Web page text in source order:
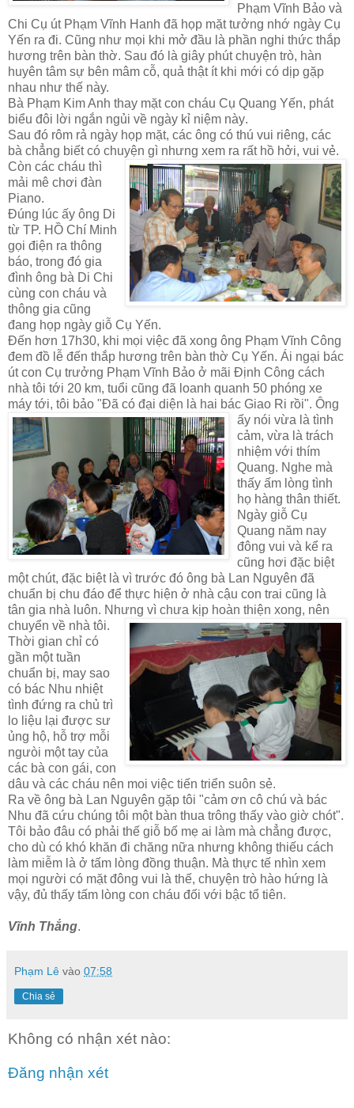
Phạm Vĩnh Bảo và
Chi Cụ út Phạm Vĩnh Hanh đã họp mặt tưởng nhớ ngày Cụ
Yến ra đi. Cũng như mọi khi mở đầu là phần nghi thức thắp
hương trên bàn thờ. Sau đó là giây phút chuyện trò, hàn
huyên tâm sự bên mâm cỗ, quả thật ít khi mới có dịp gặp
nhau như thế này.
Bà Phạm Kim Anh thay mặt con cháu Cụ Quang Yến, phát
biểu đôi lời ngắn ngủi về ngày kỉ niệm này.
Sau đó rôm rả ngày họp mặt, các ông có thú vui riêng, các
bà chẳng biết có chuyện gì nhưng xem ra rất hồ hởi, vui vẻ.
Còn các cháu thì
mải mê chơi đàn
Piano.
Đúng lúc ấy ông Di
từ TP. HỒ Chí Minh
gọi điện ra thông
báo, trong đó gia
đình ông bà Di Chi
cùng con cháu và
thông gia cũng
đang họp ngày giỗ Cụ Yến.
Đến hơn 17h30, khi mọi việc đã xong ông Phạm Vĩnh Công
đem đồ lễ đến thắp hương trên bàn thờ Cụ Yến. Ái ngại bác
út con Cụ trưởng Phạm Vĩnh Bảo ở mãi Định Công cách
nhà tôi tới 20 km, tuổi cũng đã loanh quanh 50 phóng xe
máy tới, tôi bảo "Đã có đại diện là hai bác Giao Ri rồi". Ông
ấy nói vừa là tình
cảm, vừa là trách
nhiệm với thím
Quang. Nghe mà
thấy ấm lòng tình
họ hàng thân thiết.
Ngày giỗ Cụ
Quang năm nay
đông vui và kể ra
cũng hơi đặc biệt
một chút, đặc biệt là vì trước đó ông bà Lan Nguyên đã
chuẩn bị chu đáo để thực hiện ở nhà cậu con trai cũng là
tân gia nhà luôn. Nhưng vì chưa kịp hoàn thiện xong, nên
chuyển về nhà tôi.
Thời gian chỉ có
gần một tuần
chuẩn bị, may sao
có bác Nhu nhiệt
tình đứng ra chủ trì
lo liệu lại được sư
ủng hộ, hỗ trợ mỗi
ngưòi một tay của
các bà con gái, con
dâu và các cháu nên moi việc tiến triển suôn sẻ.
Ra về ông bà Lan Nguyên gặp tôi "cảm ơn cô chú và bác
Nhu đã cứu chúng tôi một bàn thua trông thấy vào giờ chót".
Tôi bảo đâu có phải thế giỗ bố mẹ ai làm mà chẳng được,
cho dù có khó khăn đi chăng nữa nhưng không thiếu cách
làm miễm là ở tấm lòng đồng thuận. Mà thực tế nhìn xem
mọi người có mặt đông vui là thế, chuyện trò hào hứng là
vậy, đủ thấy tấm lòng con cháu đối với bậc tổ tiên.
Vĩnh Thắng.
Phạm Lê vào 07:58
Chia sẻ
Không có nhận xét nào:
Đăng nhận xét